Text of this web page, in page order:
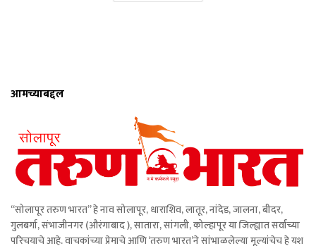
आमच्याबद्दल
“सोलापूर तरुण भारत” हे नाव सोलापूर, धाराशिव, लातूर, नांदेड, जालना, बीदर,
गुलबर्गा, संभाजीनगर (औरंगाबाद ), सातारा, सांगली, कोल्हापूर या जिल्ह्यात सर्वांच्या
परिचयाचे आहे. वाचकांच्या प्रेमाचे आणि ‘तरुण भारत’ने सांभाळलेल्या मूल्यांचेच हे यश